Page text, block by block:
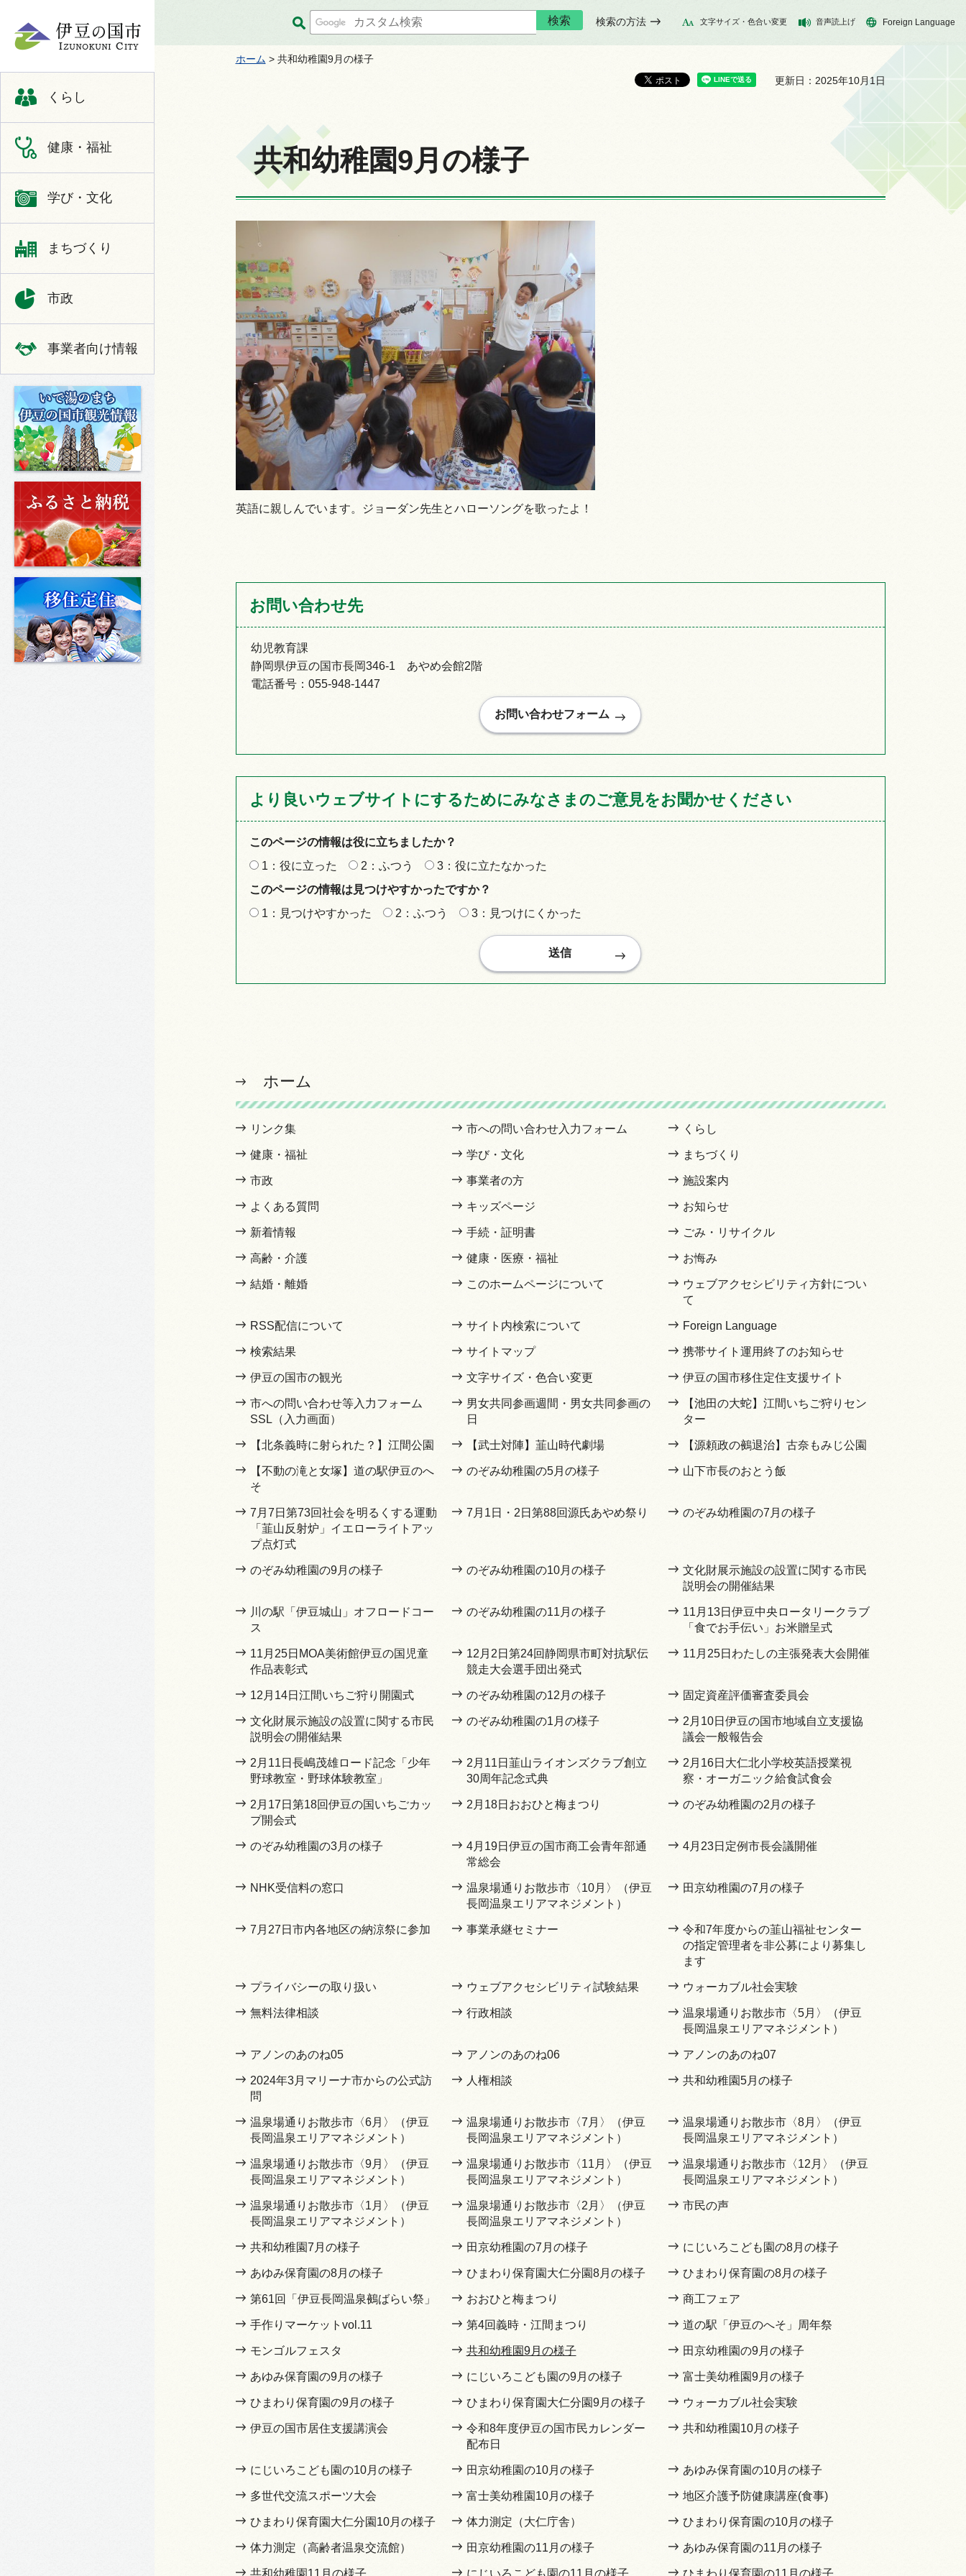
くらし
健康・福祉
学び・文化
まちづくり
市政
事業者向け情報
いで湯のまち 伊豆の国市の観光情報
検索の方法 文字サイズ・色合い変更 音声読上げ Foreign Language
ホーム > 共和幼稚園9月の様子
更新日：2025年10月1日
共和幼稚園9月の様子
英語に親しんでいます。ジョーダン先生とハローソングを歌ったよ！
お問い合わせ先
幼児教育課
静岡県伊豆の国市長岡346-1 あやめ会館2階
電話番号：055-948-1447
より良いウェブサイトにするためにみなさまのご意見をお聞かせください
このページの情報は役に立ちましたか？
1：役に立った
2：ふつう
3：役に立たなかった
このページの情報は見つけやすかったですか？
1：見つけやすかった
2：ふつう 3：見つけにくかった
ホーム
リンク集 市への問い合わせ入力フォーム くらし
健康・福祉 学び・文化 まちづくり
市政 事業者の方 施設案内
よくある質問 キッズページ お知らせ
新着情報 手続・証明書 ごみ・リサイクル
高齢・介護 健康・医療・福祉 お悔み
結婚・離婚 このホームページについて
ウェブアクセシビリティ方針につい
て
RSS配信について サイト内検索について Foreign Language
検索結果 サイトマップ 携帯サイト運用終了のお知らせ
伊豆の国市の観光 文字サイズ・色合い変更 伊豆の国市移住定住支援サイト
市への問い合わせ等入力フォーム
SSL（入力画面）
男女共同参画週間・男女共同参画の
日
【池田の大蛇】江間いちご狩りセン
ター
【北条義時に射られた？】江間公園 【武士対陣】韮山時代劇場 【源頼政の鵺退治】古奈もみじ公園
【不動の滝と女塚】道の駅伊豆のへ
そ
のぞみ幼稚園の5月の様子 山下市長のおとう飯
7月7日第73回社会を明るくする運動
「韮山反射炉」イエローライトアッ
プ点灯式
7月1日・2日第88回源氏あやめ祭り のぞみ幼稚園の7月の様子
のぞみ幼稚園の9月の様子 のぞみ幼稚園の10月の様子
文化財展示施設の設置に関する市民
説明会の開催結果
川の駅「伊豆城山」オフロードコー
ス
のぞみ幼稚園の11月の様子
11月13日伊豆中央ロータリークラブ
「食でお手伝い」お米贈呈式
11月25日MOA美術館伊豆の国児童
作品表彰式
12月2日第24回静岡県市町対抗駅伝
競走大会選手団出発式
11月25日わたしの主張発表大会開催
12月14日江間いちご狩り開園式 のぞみ幼稚園の12月の様子 固定資産評価審査委員会
文化財展示施設の設置に関する市民
説明会の開催結果
のぞみ幼稚園の1月の様子
2月10日伊豆の国市地域自立支援協
議会一般報告会
2月11日長嶋茂雄ロード記念「少年
野球教室・野球体験教室」
2月11日韮山ライオンズクラブ創立
30周年記念式典
2月16日大仁北小学校英語授業視
察・オーガニック給食試食会
2月17日第18回伊豆の国いちごカッ
プ開会式
2月18日おおひと梅まつり のぞみ幼稚園の2月の様子
のぞみ幼稚園の3月の様子
4月19日伊豆の国市商工会青年部通
常総会
4月23日定例市長会議開催
NHK受信料の窓口
温泉場通りお散歩市〈10月〉（伊豆
長岡温泉エリアマネジメント）
田京幼稚園の7月の様子
7月27日市内各地区の納涼祭に参加 事業承継セミナー
令和7年度からの韮山福祉センター
の指定管理者を非公募により募集し
ます
プライバシーの取り扱い ウェブアクセシビリティ試験結果 ウォーカブル社会実験
無料法律相談 行政相談
温泉場通りお散歩市〈5月〉（伊豆
長岡温泉エリアマネジメント）
アノンのあのね05 アノンのあのね06 アノンのあのね07
2024年3月マリーナ市からの公式訪
問
人権相談 共和幼稚園5月の様子
温泉場通りお散歩市〈6月〉（伊豆
長岡温泉エリアマネジメント）
温泉場通りお散歩市〈7月〉（伊豆
長岡温泉エリアマネジメント）
温泉場通りお散歩市〈8月〉（伊豆
長岡温泉エリアマネジメント）
温泉場通りお散歩市〈9月〉（伊豆
長岡温泉エリアマネジメント）
温泉場通りお散歩市〈11月〉（伊豆
長岡温泉エリアマネジメント）
温泉場通りお散歩市〈12月〉（伊豆
長岡温泉エリアマネジメント）
温泉場通りお散歩市〈1月〉（伊豆
長岡温泉エリアマネジメント）
温泉場通りお散歩市〈2月〉（伊豆
長岡温泉エリアマネジメント）
市民の声
共和幼稚園7月の様子 田京幼稚園の7月の様子 にじいろこども園の8月の様子
あゆみ保育園の8月の様子 ひまわり保育園大仁分園8月の様子 ひまわり保育園の8月の様子
第61回「伊豆長岡温泉鵺ばらい祭」 おおひと梅まつり 商工フェア
手作りマーケットvol.11 第4回義時・江間まつり 道の駅「伊豆のへそ」周年祭
モンゴルフェスタ 共和幼稚園9月の様子 田京幼稚園の9月の様子
あゆみ保育園の9月の様子 にじいろこども園の9月の様子 富士美幼稚園9月の様子
ひまわり保育園の9月の様子 ひまわり保育園大仁分園9月の様子 ウォーカブル社会実験
伊豆の国市居住支援講演会
令和8年度伊豆の国市民カレンダー
配布日
共和幼稚園10月の様子
にじいろこども園の10月の様子 田京幼稚園の10月の様子 あゆみ保育園の10月の様子
多世代交流スポーツ大会 富士美幼稚園10月の様子 地区介護予防健康講座(食事)
ひまわり保育園大仁分園10月の様子 体力測定（大仁庁舎） ひまわり保育園の10月の様子
体力測定（高齢者温泉交流館） 田京幼稚園の11月の様子 あゆみ保育園の11月の様子
共和幼稚園11月の様子 にじいろこども園の11月の様子 ひまわり保育園の11月の様子